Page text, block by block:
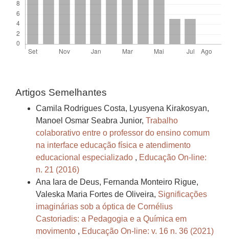
Artigos Semelhantes
Camila Rodrigues Costa, Lyusyena Kirakosyan,
Manoel Osmar Seabra Junior, Trabalho
colaborativo entre o professor do ensino comum
na interface educação física e atendimento
educacional especializado , Educação On-line:
n. 21 (2016)
Ana Iara de Deus, Fernanda Monteiro Rigue,
Valeska Maria Fortes de Oliveira, Significações
imaginárias sob a óptica de Cornélius
Castoriadis: a Pedagogia e a Química em
movimento , Educação On-line: v. 16 n. 36 (2021)